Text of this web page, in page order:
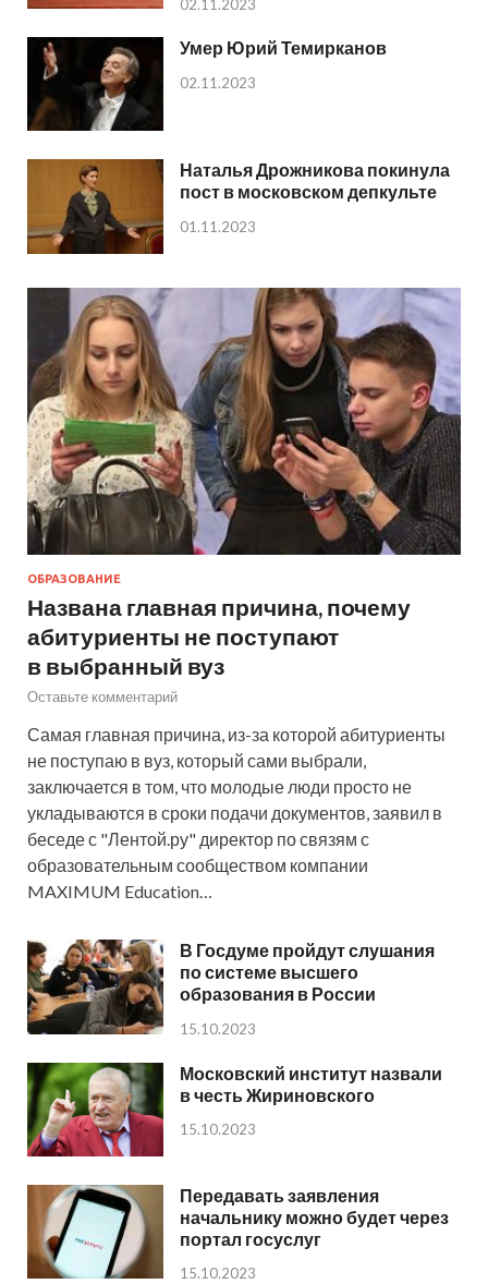
02.11.2023
Умер Юрий Темирканов
02.11.2023
Наталья Дрожникова покинула
пост в московском депкульте
01.11.2023
ОБРАЗОВАНИЕ
Названа главная причина, почему
абитуриенты не поступают
в выбранный вуз
Оставьте комментарий
Самая главная причина, из-за которой абитуриенты
не поступаю в вуз, который сами выбрали,
заключается в том, что молодые люди просто не
укладываются в сроки подачи документов, заявил в
беседе с "Лентой.ру" директор по связям с
образовательным сообществом компании
MAXIMUM Education…
В Госдуме пройдут слушания
по системе высшего
образования в России
15.10.2023
Московский институт назвали
в честь Жириновского
15.10.2023
Передавать заявления
начальнику можно будет через
портал госуслуг
15.10.2023